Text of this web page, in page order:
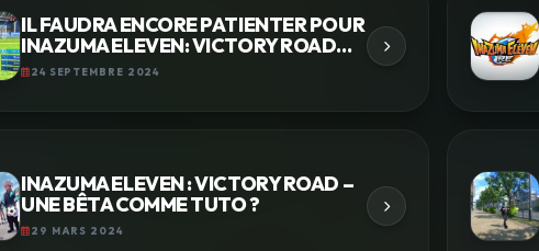
IL FAUDRA ENCORE PATIENTER POUR
INAZUMA ELEVEN: VICTORY ROAD…
24 SEPTEMBRE 2024
INAZUMA ELEVEN : VICTORY ROAD –
UNE BÊTA COMME TUTO ?
29 MARS 2024